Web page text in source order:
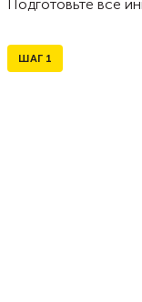
Подготовьте все
ШАГ 1